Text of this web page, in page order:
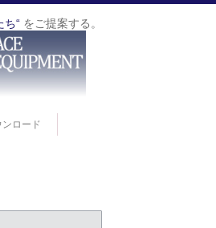
ち“ をご提案する。
ロード